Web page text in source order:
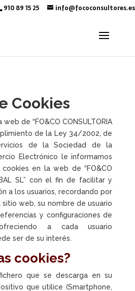
910 89 15 25 info@fococonsultores.es
Cookies
de “FO&CO CONSULTORIA
de la Ley 34/2002, de
de la Sociedad de la
Electrónico le informamos
en la web de “FO&CO
SL” con el fin de facilitar y
a los usuarios, recordando por
web, su nombre de usuario
y configuraciones de
a cada usuario
ser de su interés.
cookies?
que se descarga en su
que utilice (Smartphone,